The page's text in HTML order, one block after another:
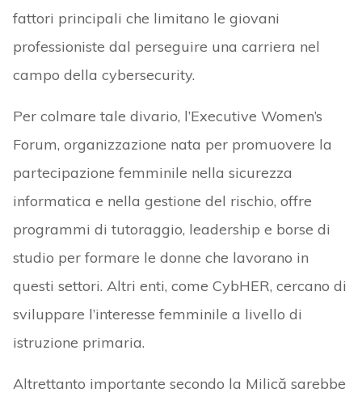
fattori principali che limitano le giovani
professioniste dal perseguire una carriera nel
campo della cybersecurity.
Per colmare tale divario, l’Executive Women’s
Forum, organizzazione nata per promuovere la
partecipazione femminile nella sicurezza
informatica e nella gestione del rischio, offre
programmi di tutoraggio, leadership e borse di
studio per formare le donne che lavorano in
questi settori. Altri enti, come CybHER, cercano di
sviluppare l’interesse femminile a livello di
istruzione primaria.
Altrettanto importante secondo la Milică sarebbe